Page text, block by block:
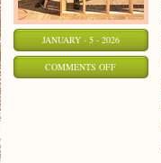
JANUARY - 5 - 2026
COMMENTS OFFON